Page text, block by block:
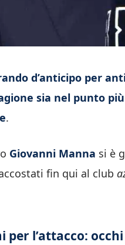
d’anticipo per
sia nel punto
.
Giovanni Manna si è
fin qui al club
per l’attacco: